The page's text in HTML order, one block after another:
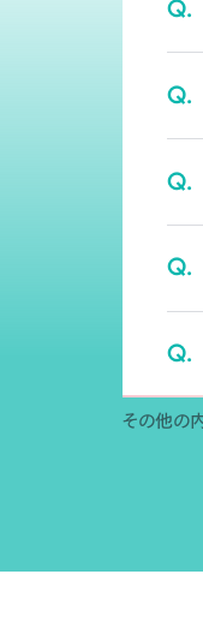
Q.
Q.
Q.
Q.
Q.
その他の